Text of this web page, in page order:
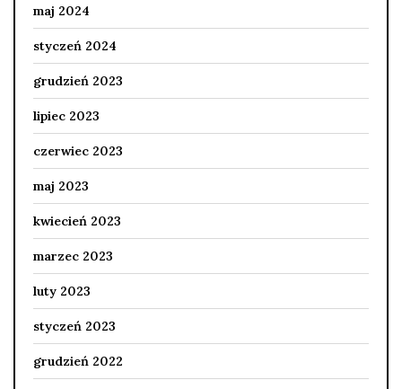
maj 2024
styczeń 2024
grudzień 2023
lipiec 2023
czerwiec 2023
maj 2023
kwiecień 2023
marzec 2023
luty 2023
styczeń 2023
grudzień 2022